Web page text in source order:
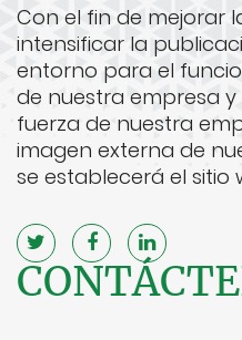
Con el fin de mejorar
intensificar la
entorno para el
de nuestra empresa
fuerza de nuestra
imagen externa de
se establecerá el sitio